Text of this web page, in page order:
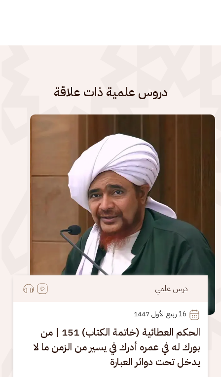
دروس علمية ذات علاقة
الصورة
درس علمي
16
الحكم العطائية (خاتمة الكتاب) 151 | من
بورك له في عمره أدرك في يسير من الزمن ما لا
يدخل تحت دوائر العبارة